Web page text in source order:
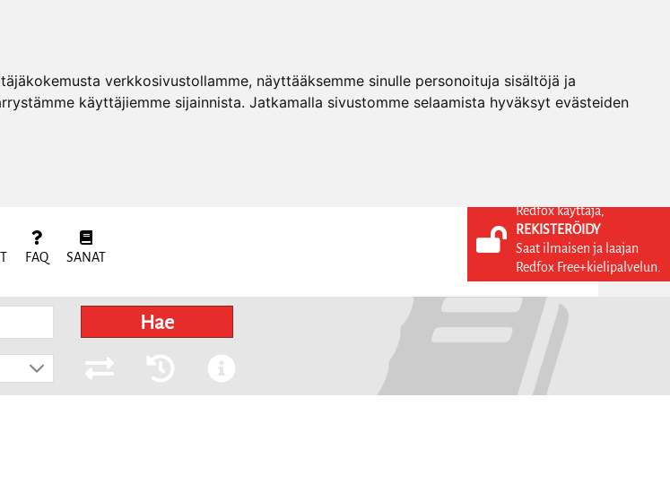
verkkosivustollamme, näyttääksemme sinulle personoituja sisältöjä ja
käyttäjiemme sijainnista. Jatkamalla sivustomme selaamista hyväksyt evästeiden
FAQ SANAT
KIRJAUDU SISÄÄN
REKISTERÖIDY
Hae
Redfox käyttäjä,
REKISTERÖIDY
Saat ilmaisen ja laajan
Redfox Free+kielipalvelun.